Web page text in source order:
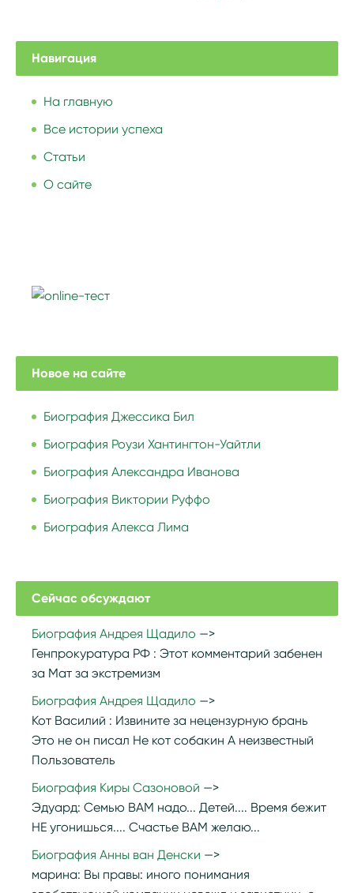
Навигация
На главную
Все истории успеха
Статьи
О сайте
Новое на сайте
Биография Джессика Бил
Биография Роузи Хантингтон-Уайтли
Биография Александра Иванова
Биография Виктории Руффо
Биография Алекса Лима
Сейчас обсуждают
Биография Андрея Щадило
Генпрокуратура РФ : Этот комментарий забенен
за Мат за экстремизм
Биография Андрея Щадило
Кот Василий : Извините за нецензурную брань
Это не он писал Не кот собакин А неизвестный
Пользователь
Биография Киры Сазоновой
Эдуард: Семью ВАМ надо... Детей.... Время бежит
НЕ угонишься.... Счастье ВАМ желаю...
Биография Анны ван Денски
марина: Вы правы: иного понимания